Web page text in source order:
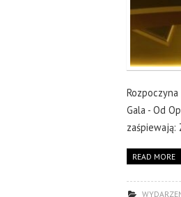
Gala - Od
zaśpiewają:
READ MORE